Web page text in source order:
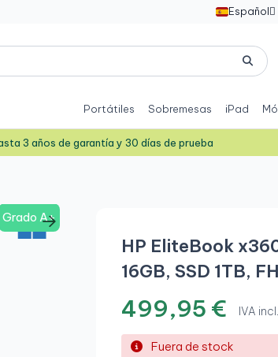
Español 
Portátiles Sobremesas iPad
3 años de garantía y 30 días de prueba
Grado A+
HP EliteBook
16GB, SSD 1TB,
499,95 € IVA incl.
Fuera de stock